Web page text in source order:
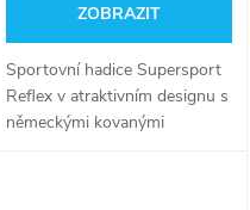
ZOBRAZIT
Sportovní hadice Supersport
Reflex v atraktivním designu s
německými kovanými